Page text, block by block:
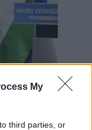
My
third parties, or